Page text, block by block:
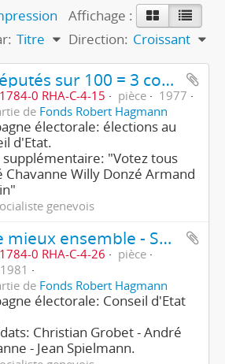
Affichage :
Titre Direction: Croissant
40 députés sur 100 = 3 conseillers d'Etat - Socialiste
0 RHA-C-4-15 pièce
1977
de Fonds Robert Hagmann
électorale: élections au
d'Etat.
supplémentaire: "Votez tous
Chavanne Willy Donzé Armand
genevois
Faire mieux ensemble - Socialiste
0 RHA-C-4-26
pièce
de Fonds Robert Hagmann
électorale: Conseil d'Etat
Christian Grobet - André
- Jean Spielmann.